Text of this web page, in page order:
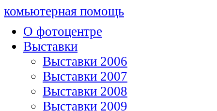
комьютерная помощь
О фотоцентре
Выставки
Выставки 2006
Выставки 2007
Выставки 2008
Выставки 2009